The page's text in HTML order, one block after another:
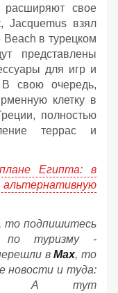
расширяют свое
Jacquemus взял
в турецком
представлены
для игр и
В свою очередь,
клетку в
полностью
террас и
Египта: в
то подпишитесь
по туризму -
вМах, то
новости и туда:
А тут